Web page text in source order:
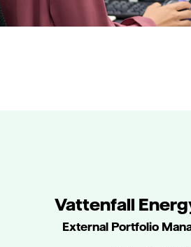
Vattenfall
External Portfolio